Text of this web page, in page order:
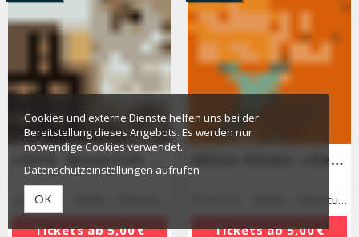
26.04.22
Tickets ab 5,00 €
Abbas Khider »Der Erinnerungsfälscher«
Literaturhaus Berlin
Tickets ab 5,00 €
Cookies und externe Dienste helfen uns bei der
Bereitstellung dieses Angebots. Es werden nur
notwendige Cookies verwendet.
Datenschutzeinstellungen aufrufen
OK